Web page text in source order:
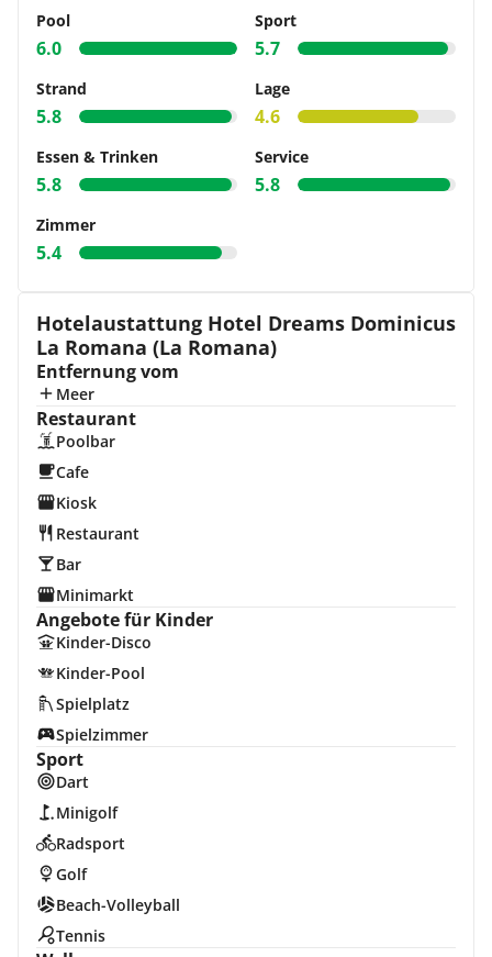
Pool
6.0
Sport
5.7
Strand
5.8
Lage
4.6
Essen & Trinken
5.8
Service
5.8
Zimmer
5.4
Hotelaustattung Hotel Dreams Dominicus
La Romana (La Romana)
Entfernung vom
Meer
Restaurant
Poolbar
Cafe
Kiosk
Restaurant
Bar
Minimarkt
Angebote für Kinder
Kinder-Disco
Kinder-Pool
Spielplatz
Spielzimmer
Sport
Dart
Minigolf
Radsport
Golf
Beach-Volleyball
Tennis